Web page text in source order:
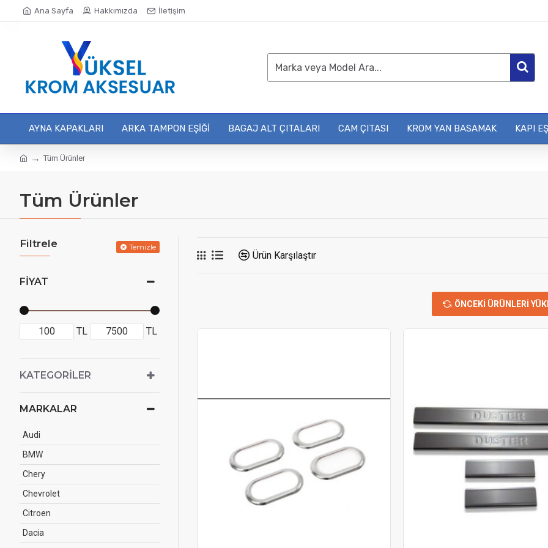
Ana Sayfa Hakkımızda İletişim
AYNA KAPAKLARI ARKA TAMPON EŞIĞI BAGAJ ALT ÇITALARI CAM ÇITASI KROM YAN BASAMAK KAPI
Tüm Ürünler
Tüm Ürünler
Filtrele Temizle
FIYAT
TL TL
KATEGORILER
MARKALAR
Audi
BMW
Chery
Chevrolet
Citroen
Dacia
Ürün Karşılaştır
ÖNCEKI ÜRÜNLERI